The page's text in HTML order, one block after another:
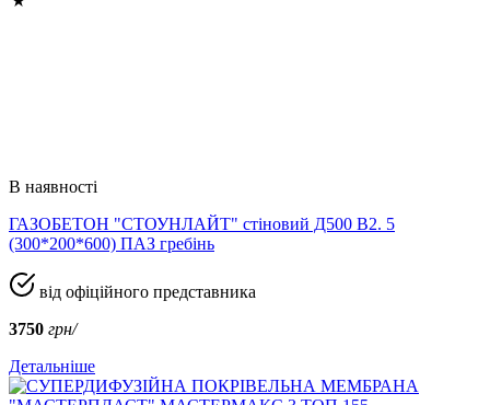
В наявності
ГАЗОБЕТОН "СТОУНЛАЙТ" стіновий Д500 В2. 5
(300*200*600) ПАЗ гребінь
від офіційного представника
3750 грн/
Детальніше